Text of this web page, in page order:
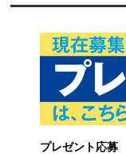
プレゼント応募